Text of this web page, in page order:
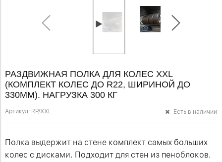
РАЗДВИЖНАЯ ПОЛКА ДЛЯ КОЛЕС XXL
(КОМПЛЕКТ КОЛЕС ДО R22, ШИРИНОЙ ДО
330ММ). НАГРУЗКА 300 КГ
Артикул: RP/XXL Есть в наличии
Полка выдержит на стене комплект самых больших
колес с дисками. Подходит для стен из пеноблоков.